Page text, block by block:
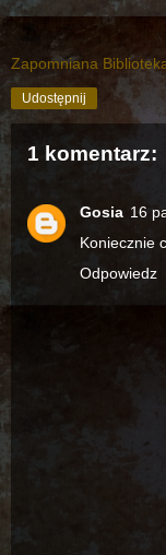
Zapomniana
Udostępnij
1 komentarz:
Gosia 16
Koniecznie
Odpowiedz